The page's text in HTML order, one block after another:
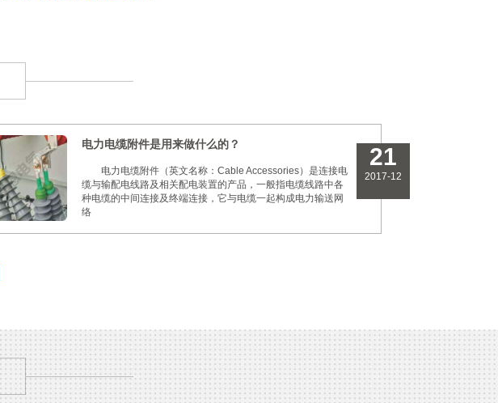
电力电缆附件是用来做什么的？
电力电缆附件（英文名称：Cable Accessories）是连接电
缆与输配电线路及相关配电装置的产品，一般指电缆线路中各
种电缆的中间连接及终端连接，它与电缆一起构成电力输送网
络
21
2017-12